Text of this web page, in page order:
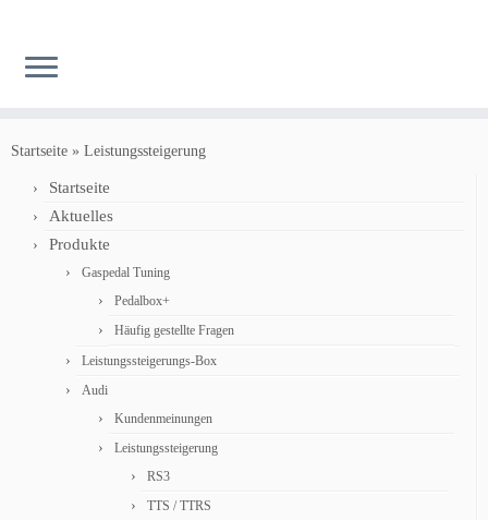
Inhalt
Startseite » Leistungssteigerung
Startseite
Aktuelles
Produkte
Gaspedal Tuning
Pedalbox+
Häufig gestellte Fragen
Leistungssteigerungs-Box
Audi
Kundenmeinungen
Leistungssteigerung
RS3
TTS / TTRS